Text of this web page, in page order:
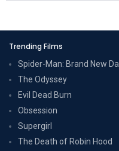
Trending Films
Spider-Man: Brand New
The Odyssey
Evil Dead Burn
Obsession
Supergirl
The Death of Robin Hood